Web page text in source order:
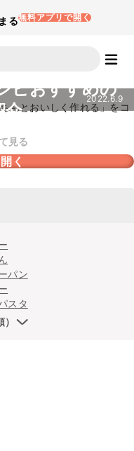
る無料アプリで開く
ピおすすめの
介
2022.6.9
んとおいしく作れる」をコ
見る
く
パン
スタ